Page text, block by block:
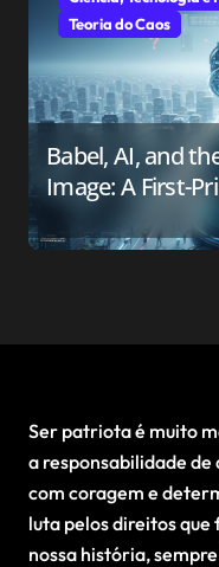
Teoria do Caos
Babel, AI, and
Image: A First-
Ser patriota é muito
a responsabilidade
com coragem e
luta pelos direitos que
nossa história,